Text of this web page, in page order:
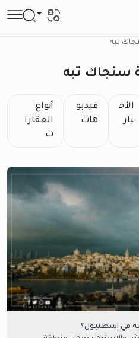
تبه
سنجاك تبه
الأخ
بار
فيديو
هات
أنواع
العقارا
ت
في إسطنبول؟